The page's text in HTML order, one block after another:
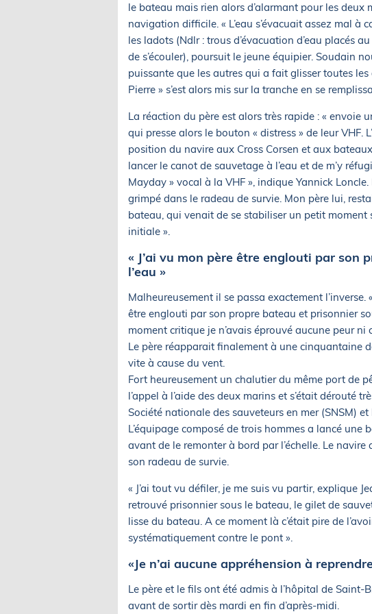
le bateau mais rien alors d’alarmant pour les
navigation difficile. « L’eau s’évacuait assez mal à
les ladots (Ndlr : trous d’évacuation d’eau placés
de s’écouler), poursuit le jeune équipier. Soudain
puissante que les autres qui a fait glisser toutes
Pierre » s’est alors mis sur la tranche en se
La réaction du père est alors très rapide : « envoie
qui presse alors le bouton « distress » de leur VHF.
position du navire aux Cross Corsen et aux bateaux
lancer le canot de sauvetage à l’eau et de m’y
Mayday » vocal à la VHF », indique Yannick Loncle.
grimpé dans le radeau de survie. Mon père lui,
bateau, qui venait de se stabiliser un petit
initiale ».
« J’ai vu mon père être englouti par son
l’eau »
Malheureusement il se passa exactement
être englouti par son propre bateau et prisonnier
moment critique je n’avais éprouvé aucune peur ni
Le père réapparait finalement à une cinquantaine
vite à cause du vent.
Fort heureusement un chalutier du même port de
l’appel à l’aide des deux marins et s’était dérouté
Société nationale des sauveteurs en mer (SNSM)
L’équipage composé de trois hommes a lancé
avant de le remonter à bord par l’échelle. Le
son radeau de survie.
« J’ai tout vu défiler, je me suis vu partir, explique
retrouvé prisonnier sous le bateau, le gilet de
lisse du bateau. A ce moment là c’était pire de
systématiquement contre le pont ».
«Je n’ai aucune appréhension à
Le père et le fils ont été admis à l’hôpital de
avant de sortir dès mardi en fin d’après-midi.